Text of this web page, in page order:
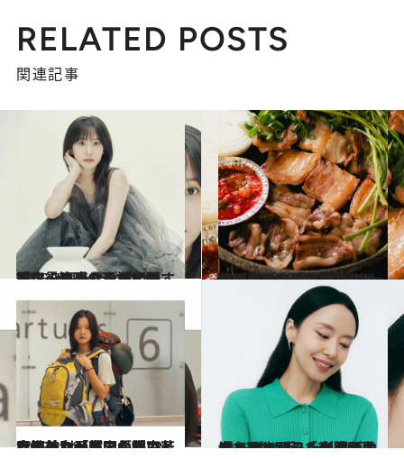
RELATED POSTS
関連記事
2025.3.7
「ウ・ヨンウを演じて、天才役は当分やめようと…」韓国の天才女優、パク・ウンビンが明かす好奇心旺盛すぎる素顔
カルチャー 2025.3.7
《ソウルのハズせない人気グルメ》現地の“通”がえらぶ名店6選 セリたっぷりのサムギョプサル、最近話題の「エゴマすいとん」はもう食べた？
グルメ
2025.2.28
女性差別と家父長制に苦しめられ「韓国が嫌い」と海外に飛び出した28歳 彼女が異国の地でも直面したシビアな現実とは
カルチャー 2025.2.27
チョン・ドヨンが映画『リボルバー』出演を決めた“決め手”「恋人に裏切られ出所した刑事がお金を取り戻そうと戦うのは…」
カルチャー